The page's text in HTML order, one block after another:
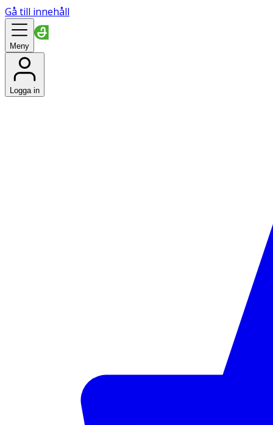
Gå till innehåll
Meny
Logga in